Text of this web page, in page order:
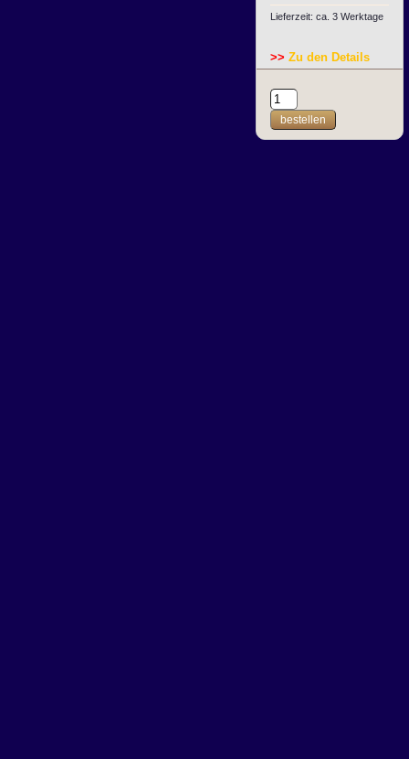
Lieferzeit: ca. 3 Werktage
>> Zu den Details
bestellen